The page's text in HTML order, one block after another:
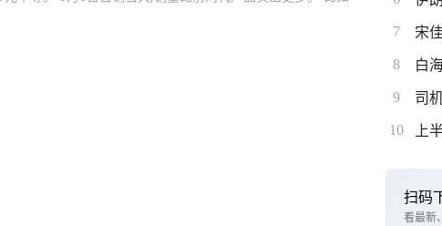
7 宋
8 白
9
10 上
扫码
看最新